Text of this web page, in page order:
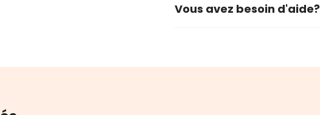
Vous avez besoin d'aide?